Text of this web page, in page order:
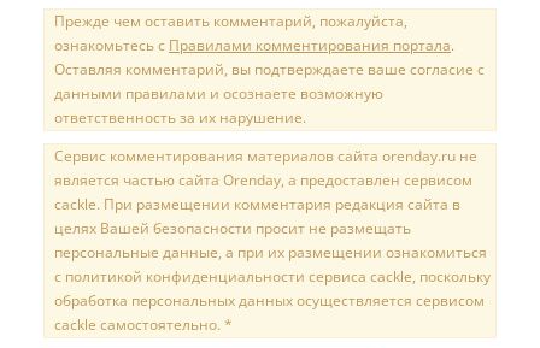
Прежде чем оставить комментарий, пожалуйста,
ознакомьтесь с Правилами комментирования портала.
Оставляя комментарий, вы подтверждаете ваше согласие с
данными правилами и осознаете возможную
ответственность за их нарушение.
Сервис комментирования материалов сайта orenday.ru не
является частью сайта Orenday, а предоставлен сервисом
cackle. При размещении комментария редакция сайта в
целях Вашей безопасности просит не размещать
персональные данные, а при их размещении ознакомиться
с политикой конфиденциальности сервиса cackle, поскольку
обработка персональных данных осуществляется сервисом
cackle самостоятельно. *